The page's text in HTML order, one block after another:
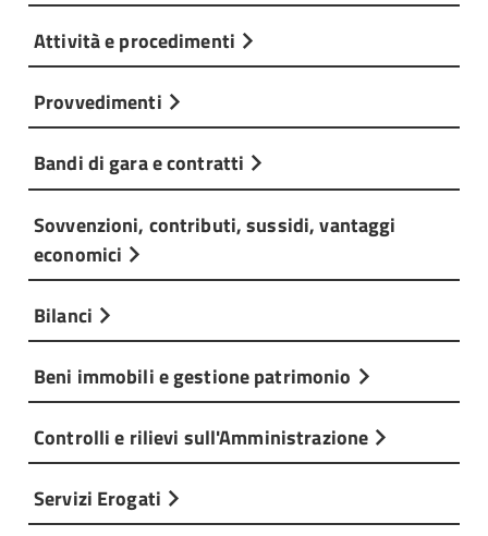
Attività e procedimenti
Provvedimenti
Bandi di gara e contratti
Sovvenzioni, contributi, sussidi, vantaggi
economici
Bilanci
Beni immobili e gestione patrimonio
Controlli e rilievi sull'Amministrazione
Servizi Erogati